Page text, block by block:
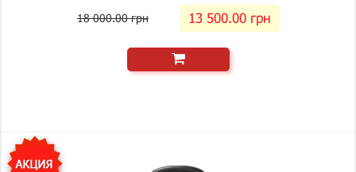
18 000.00 грн 13 500.00 грн